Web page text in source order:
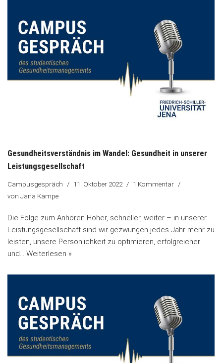
Gesundheitsverständnis im Wandel: Gesundheit in unserer
Leistungsgesellschaft
Campusgespräch 11. Oktober 2022
1 Kommentar
von Jana Kampe
Die Folge zum Anhören Höher, schneller, weiter – in unserer
Leistungsgesellschaft sind wir gezwungen jedes Jahr mehr zu
leisten, unsere Persönlichkeit zu optimieren, erfolgreicher
und… Weiterlesen »